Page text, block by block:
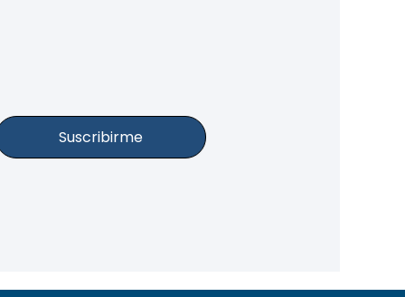
Suscribirme